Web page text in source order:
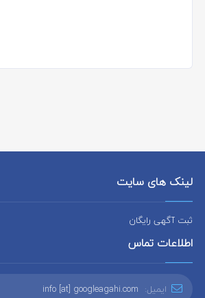
لینک های سایت
ثبت آگهی رایگان
اطلاعات تماس
ایمیل: info [at] googleagahi.com